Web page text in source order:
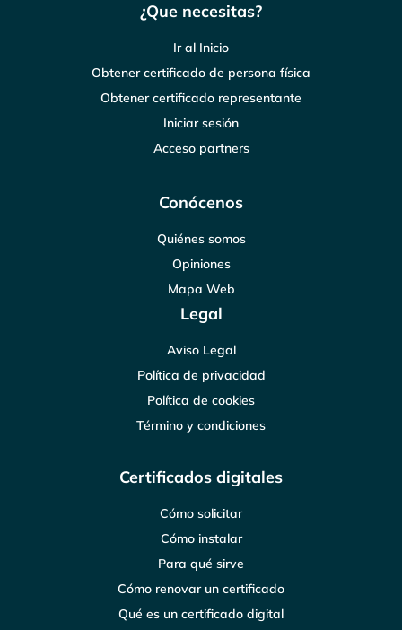
¿Que necesitas?
Ir al Inicio
Obtener certificado de persona física
Obtener certificado representante
Iniciar sesión
Acceso partners
Conócenos
Quiénes somos
Opiniones
Mapa Web
Legal
Aviso Legal
Política de privacidad
Política de cookies
Término y condiciones
Certificados digitales
Cómo solicitar
Cómo instalar
Para qué sirve
Cómo renovar un certificado
Qué es un certificado digital